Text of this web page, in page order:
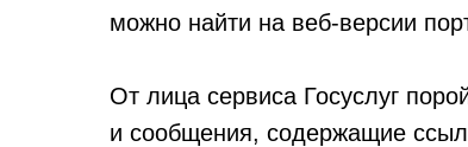
можно найти на веб-версии
От лица сервиса Госуслуг
и сообщения, содержащие